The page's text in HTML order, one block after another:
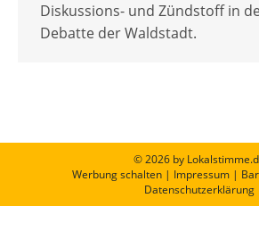
Diskussions- und Zündstoff in
Debatte der Waldstadt.
© 2026 by
Werbung schalten| Impressum|
Datenschutzerklärung